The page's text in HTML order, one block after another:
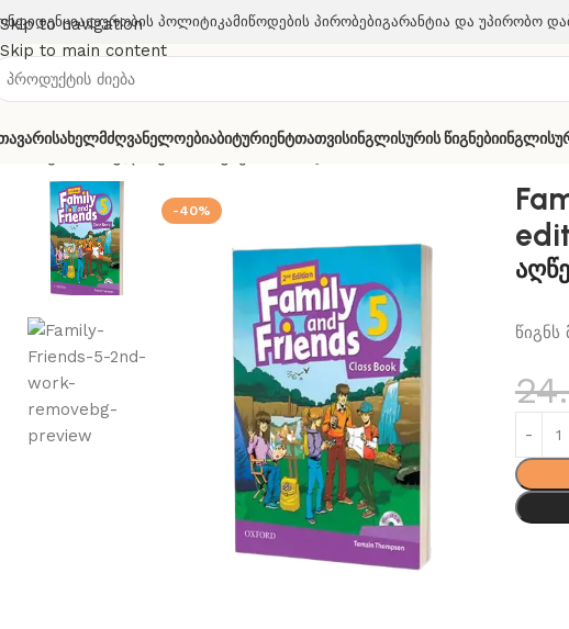
Skip to navigation
Skip to main content
ᲞოლიტიკაᲛიწოდების ᲞირობებიᲒარანტია Და Უპირობო
ᲡახელმძღვანელოებიᲐბიტურიენტთათვისᲘნგლისურის Წიგნები
-40%
წიგნს